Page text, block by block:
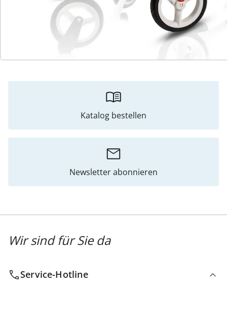
Bewertungen
Katalog bestellen
Newsletter abonnieren
Wir sind für Sie da
Service-Hotline